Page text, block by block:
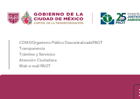
CDMX/Organismo Público Descentralizado/PAOT
Transparencia
Trámites y Servicios
Atención Ciudadana
Web e-mail PAOT